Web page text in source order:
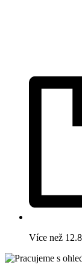
Více než